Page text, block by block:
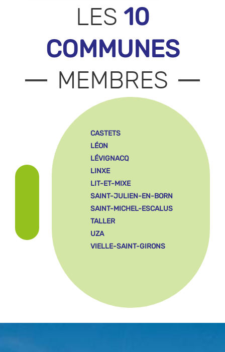
LES 10
COMMUNES
MEMBRES
CASTETS
LÉON
LÉVIGNACQ
LINXE
LIT-ET-MIXE
SAINT-JULIEN-EN-BORN
SAINT-MICHEL-ESCALUS
TALLER
UZA
VIELLE-SAINT-GIRONS